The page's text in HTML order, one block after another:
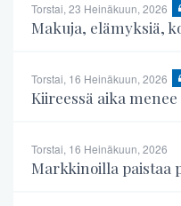
Torstai, 23 Heinäkuun, 2026
Makuja, elämyksiä,
Torstai, 16 Heinäkuun, 2026
Kiireessä aika
Torstai, 16 Heinäkuun, 2026
Markkinoilla paistaa